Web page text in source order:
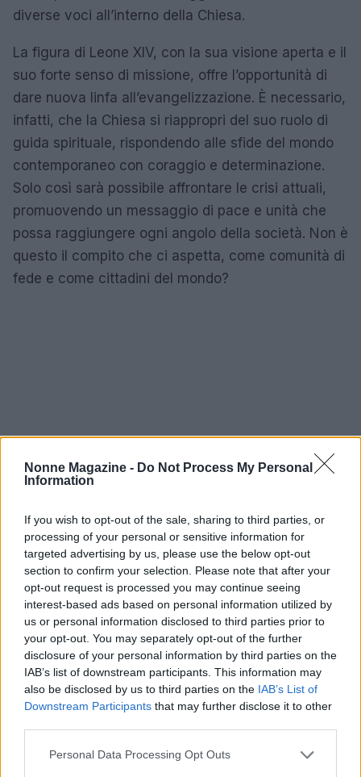
Nonne Magazine - Do Not Process My Personal
Information
If you wish to opt-out of the sale, sharing to third parties, or
processing of your personal or sensitive information for
targeted advertising by us, please use the below opt-out
section to confirm your selection. Please note that after your
opt-out request is processed you may continue seeing
interest-based ads based on personal information utilized by
us or personal information disclosed to third parties prior to
your opt-out. You may separately opt-out of the further
disclosure of your personal information by third parties on the
IAB’s list of downstream participants. This information may
also be disclosed by us to third parties on the IAB’s List of
Downstream Participants that may further disclose it to other
Please note that this website/app uses one or more Google
Personal Data Processing Opt Outs
diverse voci all’interno della Chiesa.
La figura di Leone XIV, con la sua visione aperta e il
suo forte senso di missione, offre l’opportunità di
dare nuova linfa all’evangelizzazione. È necessario,
infatti, che la Chiesa si riappropri del suo ruolo di
guida spirituale, rispondendo alle sfide del mondo
contemporaneo con coraggio e determinazione.
Solo così sarà possibile affrontare le crisi attuali,
promuovendo un messaggio di pace e unità che
possa raggiungere ogni angolo della società. Non è
questo il compito che ci aspetta, come comunità di
fede e come cittadini del mondo?
AiAdhubMedia